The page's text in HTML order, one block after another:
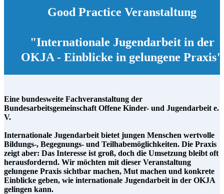
Good Practice Veranstaltung
"Internationale Jugendarbeit in der
OKJA - Einblicke in gelungene Praxis"
Eine bundesweite Fachveranstaltung der
Bundesarbeitsgemeinschaft Offene Kinder- und Jugendarbeit e.
V.
Internationale Jugendarbeit bietet jungen Menschen wertvolle
Bildungs-, Begegnungs- und Teilhabemöglichkeiten. Die Praxis
zeigt aber: Das Interesse ist groß, doch die Umsetzung bleibt oft
herausfordernd. Wir möchten mit dieser Veranstaltung
gelungene Praxis sichtbar machen, Mut machen und konkrete
Einblicke geben, wie internationale Jugendarbeit in der OKJA
gelingen kann.